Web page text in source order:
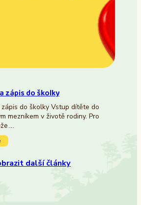
zápis do školky
do školky Vstup dítěte do
mezníkem v životě rodiny. Pro
další články